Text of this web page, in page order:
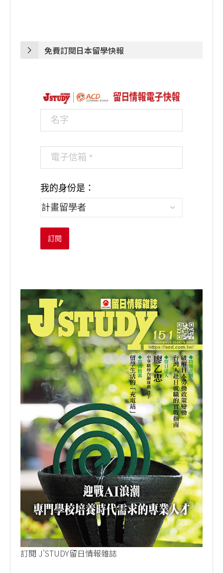
免費訂閱日本留學快報
我的身份是：
訂閱
訂閱 J'STUDY留日情報雜誌